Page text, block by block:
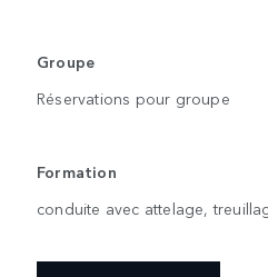
Groupe
Réservations pour groupe
Formation
conduite avec attelage,